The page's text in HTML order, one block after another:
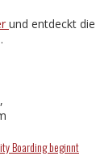
und entdeckt
Boarding beginnt